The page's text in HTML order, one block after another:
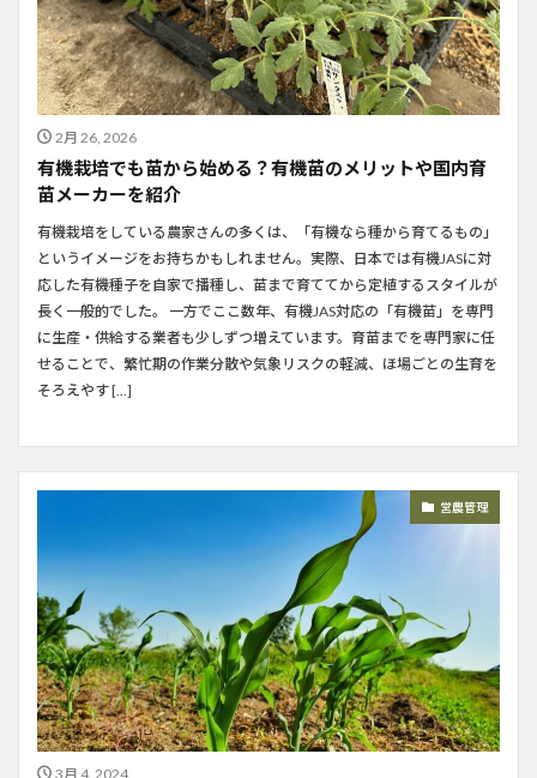
2月 26, 2026
有機栽培でも苗から始める？有機苗のメリットや国内育
苗メーカーを紹介
有機栽培をしている農家さんの多くは、「有機なら種から育てるもの」
というイメージをお持ちかもしれません。実際、日本では有機JASに対
応した有機種子を自家で播種し、苗まで育ててから定植するスタイルが
長く一般的でした。 一方でここ数年、有機JAS対応の「有機苗」を専門
に生産・供給する業者も少しずつ増えています。育苗までを専門家に任
せることで、繁忙期の作業分散や気象リスクの軽減、ほ場ごとの生育を
そろえやす […]
営農管理
3月 4, 2024